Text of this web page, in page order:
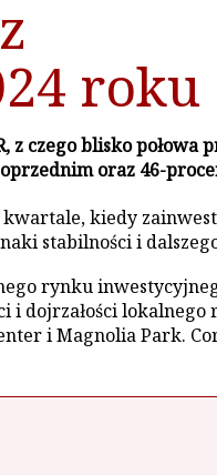
roku
czego blisko połowa
oraz 46-
kiedy
stabilności i
rynku
i dojrzałości
i Magnolia Park.